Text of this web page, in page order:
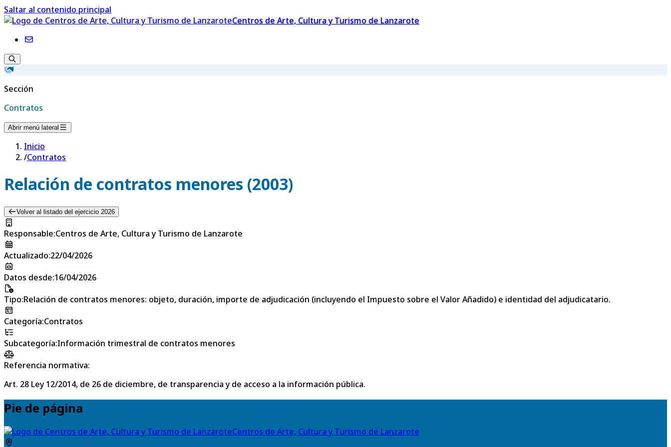
Saltar al contenido principal
Centros de Arte, Cultura y Turismo de Lanzarote
Sección
Contratos
Abrir menú lateral
Inicio
/Contratos
Relación de contratos menores (2003)
Volver al listado del ejercicio 2026
Responsable:Centros de Arte, Cultura y Turismo de Lanzarote
Actualizado:22/04/2026
Datos desde:16/04/2026
Tipo:Relación de contratos menores: objeto, duración, importe de adjudicación (incluyendo el Impuesto sobre el Valor Añadido) e identidad del adjudicatario.
Categoría:Contratos
Subcategoría:Información trimestral de contratos menores
Referencia normativa:
Art. 28 Ley 12/2014, de 26 de diciembre, de transparencia y de acceso a la información pública.
Pie de página
Centros de Arte, Cultura y Turismo de Lanzarote